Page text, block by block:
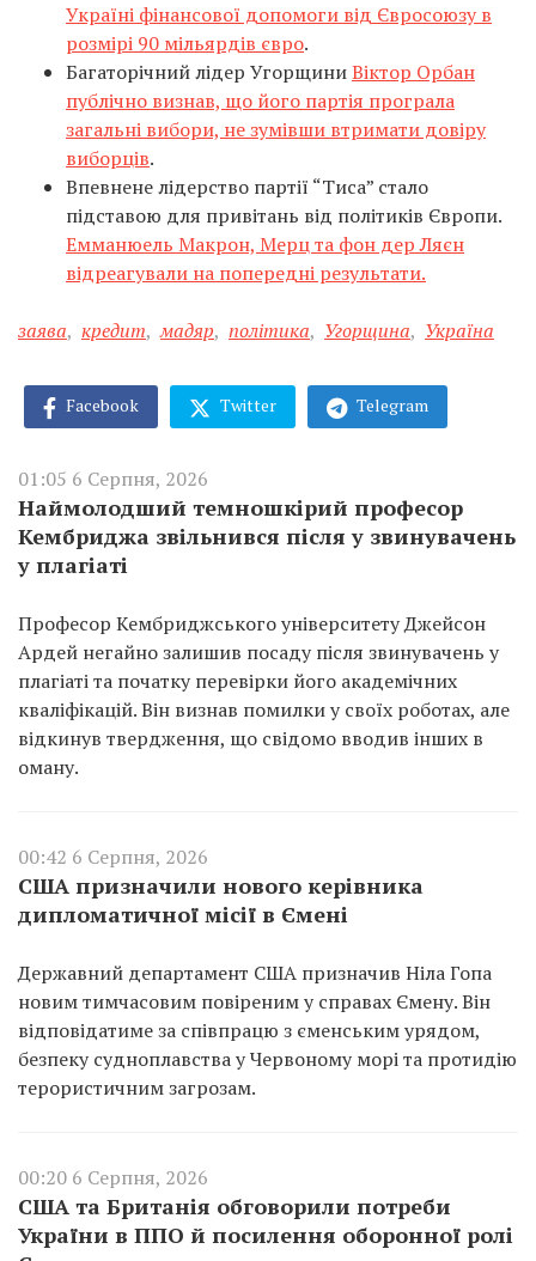
Україні фінансової допомоги від Євросоюзу в
розмірі 90 мільярдів євро.
Багаторічний лідер УгорщиниВіктор Орбан
публічно визнав, що його партія програла
загальні вибори, не зумівши втримати довіру
виборців.
Впевнене лідерство партії “Тиса” стало
підставою для привітань від політиків Європи.
Емманюель Макрон, Мерц та фон дер Ляєн
відреагували на попередні результати.
заява, кредит, мадяр, політика, Угорщина, Україна
Facebook Twitter Telegram
01:05 6 Серпня, 2026
Наймолодший темношкірий професор
Кембриджа звільнився після у звинувачень
у плагіаті
Професор Кембриджського університету Джейсон
Ардей негайно залишив посаду після звинувачень у
плагіаті та початку перевірки його академічних
кваліфікацій. Він визнав помилки у своїх роботах, але
відкинув твердження, що свідомо вводив інших в
оману.
00:42 6 Серпня, 2026
США призначили нового керівника
дипломатичної місії в Ємені
Державний департамент США призначив Ніла Гопа
новим тимчасовим повіреним у справах Ємену. Він
відповідатиме за співпрацю з єменським урядом,
безпеку судноплавства у Червоному морі та протидію
терористичним загрозам.
00:20 6 Серпня, 2026
США та Британія обговорили потреби
України в ППО й посилення оборонної ролі